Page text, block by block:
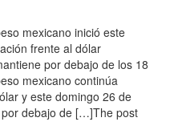
mexicano inició este
frente al dólar
por debajo de los 18
mexicano continúa
y este domingo 26 de
debajo de […]The post